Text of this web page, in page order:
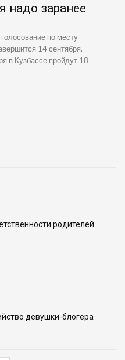
надо заранее
по месту
14 сентября.
в Кузбассе пройдут 18
родителей
девушки-блогера